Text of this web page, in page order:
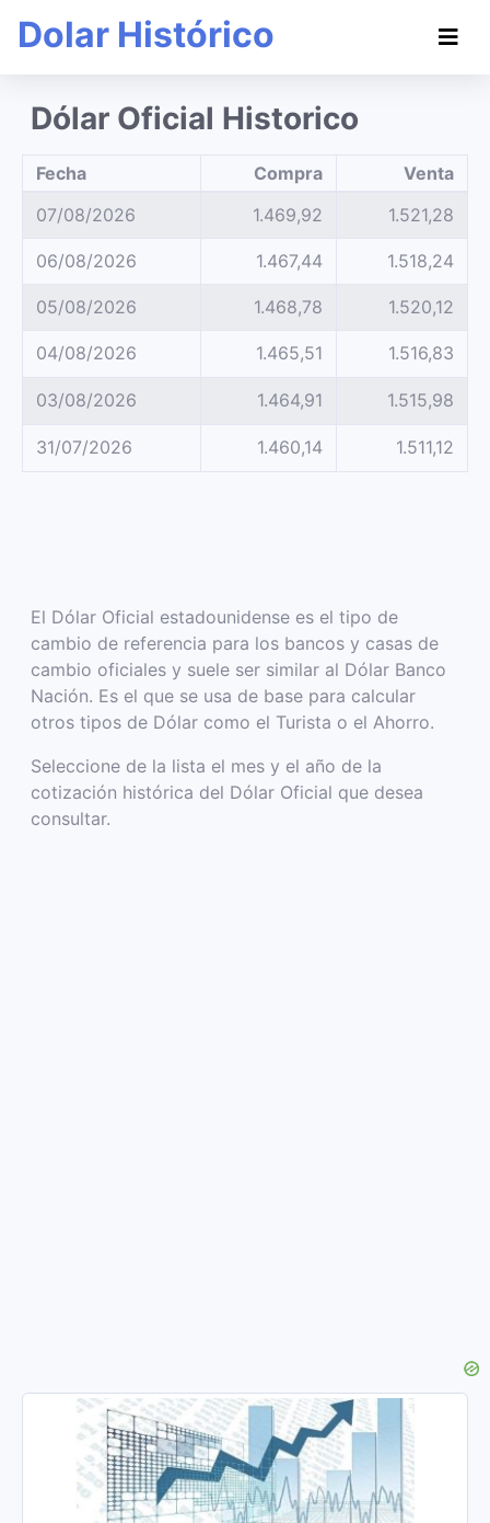
Dolar Histórico
Dólar Oficial Historico
Fecha Compra
Venta
07/08/2026
1.469,92 1.521,28
06/08/2026 1.467,44 1.518,24
05/08/2026 1.468,78 1.520,12
04/08/2026 1.465,51 1.516,83
03/08/2026 1.464,91 1.515,98
31/07/2026 1.460,14 1.511,12
El Dólar Oficial estadounidense es el tipo de
cambio de referencia para los bancos y casas de
cambio oficiales y suele ser similar al Dólar Banco
Nación. Es el que se usa de base para calcular
otros tipos de Dólar como el Turista o el Ahorro.
Seleccione de la lista el mes y el año de la
cotización histórica del Dólar Oficial que desea
consultar.